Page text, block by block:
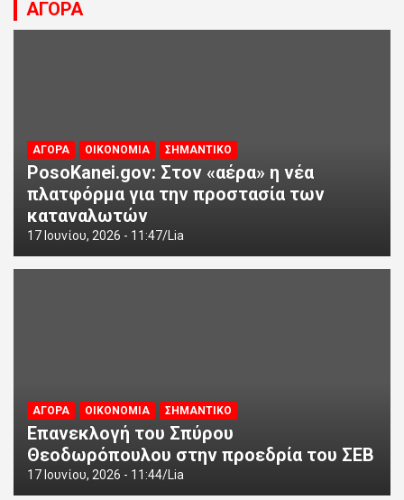
ΑΓΟΡΑ
ΑΓΟΡΑ ΟΙΚΟΝΟΜΙΑ ΣΗΜΑΝΤΙΚΟ
PosoKanei.gov: Στον «αέρα» η νέα
πλατφόρμα για την προστασία των
καταναλωτών
17 Ιουνίου, 2026 - 11:47 Lia
ΑΓΟΡΑ ΟΙΚΟΝΟΜΙΑ ΣΗΜΑΝΤΙΚΟ
Επανεκλογή του Σπύρου
Θεοδωρόπουλου στην προεδρία του ΣΕΒ
17 Ιουνίου, 2026 - 11:44 Lia